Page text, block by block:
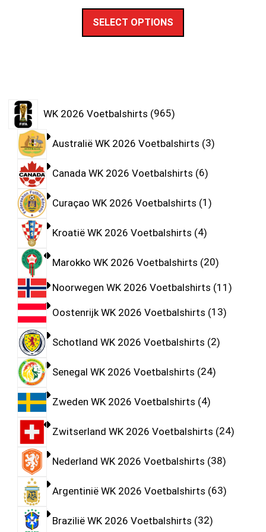
SELECT OPTIONS
WK 2026 Voetbalshirts 965
Australië WK 2026 Voetbalshirts 3
Canada WK 2026 Voetbalshirts 6
Curaçao WK 2026 Voetbalshirts 1
Kroatië WK 2026 Voetbalshirts 4
Marokko WK 2026 Voetbalshirts 20
Noorwegen WK 2026 Voetbalshirts 11
Oostenrijk WK 2026 Voetbalshirts 13
Schotland WK 2026 Voetbalshirts 2
Senegal WK 2026 Voetbalshirts 24
Zweden WK 2026 Voetbalshirts 4
Zwitserland WK 2026 Voetbalshirts 24
Nederland WK 2026 Voetbalshirts 38
Argentinië WK 2026 Voetbalshirts 63
Brazilië WK 2026 Voetbalshirts 32